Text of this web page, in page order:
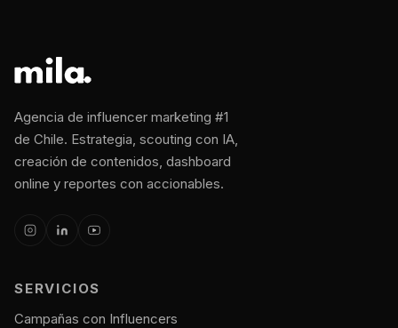
Agencia de influencer marketing #1
de Chile. Estrategia, scouting con IA,
creación de contenidos, dashboard
online y reportes con accionables.
SERVICIOS
Campañas con Influencers